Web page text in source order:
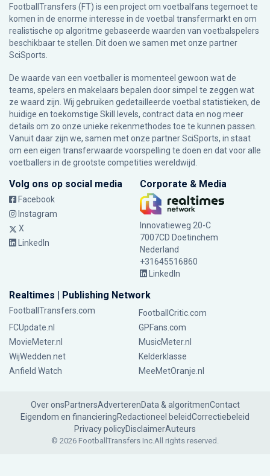
FootballTransfers (FT) is een project om voetbalfans tegemoet te
komen in de enorme interesse in de voetbal transfermarkt en om
realistische op algoritme gebaseerde waarden van voetbalspelers
beschikbaar te stellen. Dit doen we samen met onze partner
SciSports
De waarde van een voetballer is momenteel gewoon wat de
teams, spelers en makelaars bepalen door simpel te zeggen wat
ze waard zijn. Wij gebruiken gedetailleerde voetbal statistieken, de
huidige en toekomstige Skill levels, contract data en nog meer
details om zo onze unieke rekenmethodes toe te kunnen passen.
Vanuit daar zijn we, samen met onze partner SciSports, in staat
om een eigen transferwaarde voorspelling te doen en dat voor alle
voetballers in de grootste competities wereldwijd.
Volg ons op social media
Facebook
Instagram
X
LinkedIn
Corporate & Media
Innovatieweg 20-C
7007CD Doetinchem
Nederland
+31645516860
LinkedIn
Realtimes | Publishing Network
FootballTransfers.com
FootballCritic.com
FCUpdate.nl
GPFans.com
MovieMeter.nl
MusicMeter.nl
WijWedden.net
Kelderklasse
Anfield Watch
MeeMetOranje.nl
Over onsPartnersAdverterenData & algoritmenContact
Eigendom en financieringRedactioneel beleidCorrectiebeleid
Privacy policyDisclaimerAuteurs
© 2026 FootballTransfers Inc.All rights reserved.